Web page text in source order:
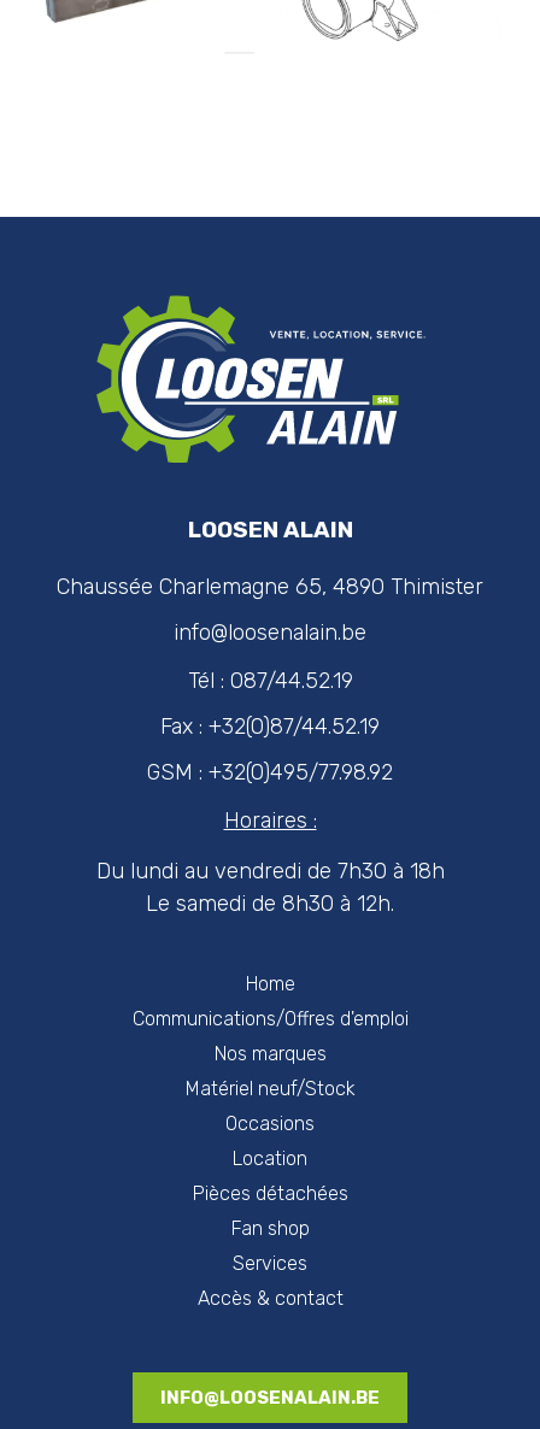
Home
Communications/Offres d'emploi
Nos marques
Matériel neuf/Stock
Occasions
Location
Pièces détachées
Fan shop
Services
Accès & contact
INFO@LOOSENALAIN.BE
LOOSEN ALAIN
Chaussée Charlemagne 65, 4890 Thimister
info@loosenalain.be
Tél : 087/44.52.19
Fax : +32(0)87/44.52.19
GSM : +32(0)495/77.98.92
Horaires :
Du lundi au vendredi de 7h30 à 18h
Le samedi de 8h30 à 12h.